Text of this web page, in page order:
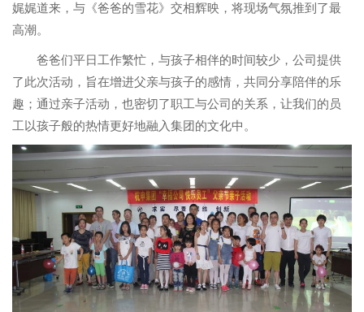
娓娓道来，与《爸爸的雪花》交相辉映，将现场气氛推到了最
高潮。
爸爸们平日工作繁忙，与孩子相伴的时间较少，公司提供
了此次活动，旨在增进父亲与孩子的感情，共同分享陪伴的乐
趣；通过亲子活动，也密切了职工与公司的关系，让我们的员
工以孩子般的热情更好地融入集团的文化中。